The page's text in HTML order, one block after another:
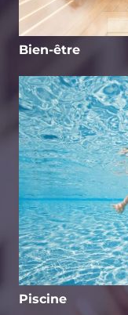
Bien-être
Piscine